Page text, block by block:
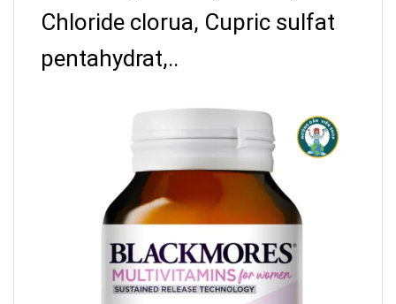
Chloride clorua, Cupric sulfat
pentahydrat,..